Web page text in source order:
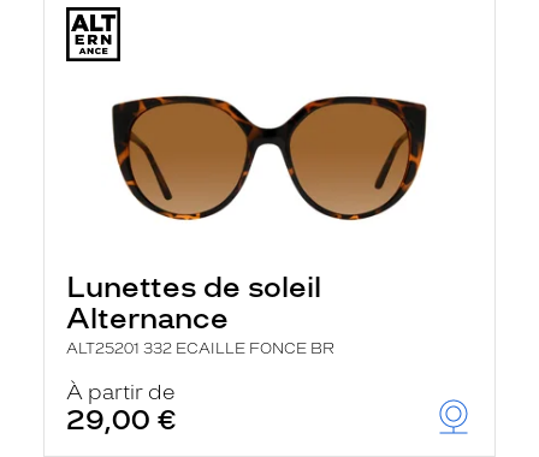
Lunettes de soleil
Alternance
ALT25201 332 ECAILLE FONCE BR
À partir de
29,00 €